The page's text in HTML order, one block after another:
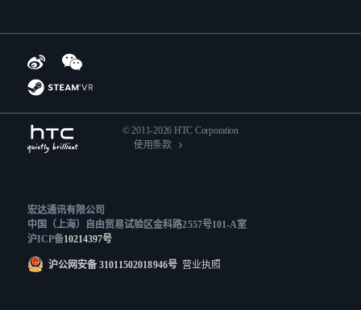
© 2011-2026 HTC Corporation
使用条款
宏达通讯有限公司
中国（上海）自由贸易试验区金科路2557号101-A室
沪ICP备10214397号
沪公网安备 31011502018946号营业执照